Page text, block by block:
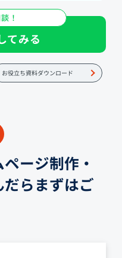
！
てみる
お役立ち資料ダウンロード
ージ制作・
らまずはご